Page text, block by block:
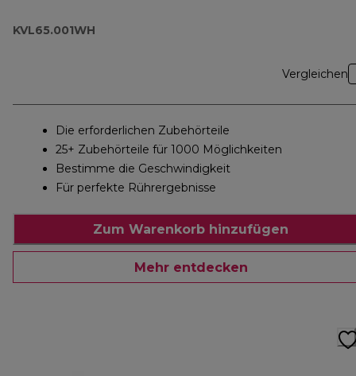
KVL65.001WH
Vergleichen
Die erforderlichen Zubehörteile
25+ Zubehörteile für 1000 Möglichkeiten
Bestimme die Geschwindigkeit
Für perfekte Rührergebnisse
Zum Warenkorb hinzufügen
Mehr entdecken